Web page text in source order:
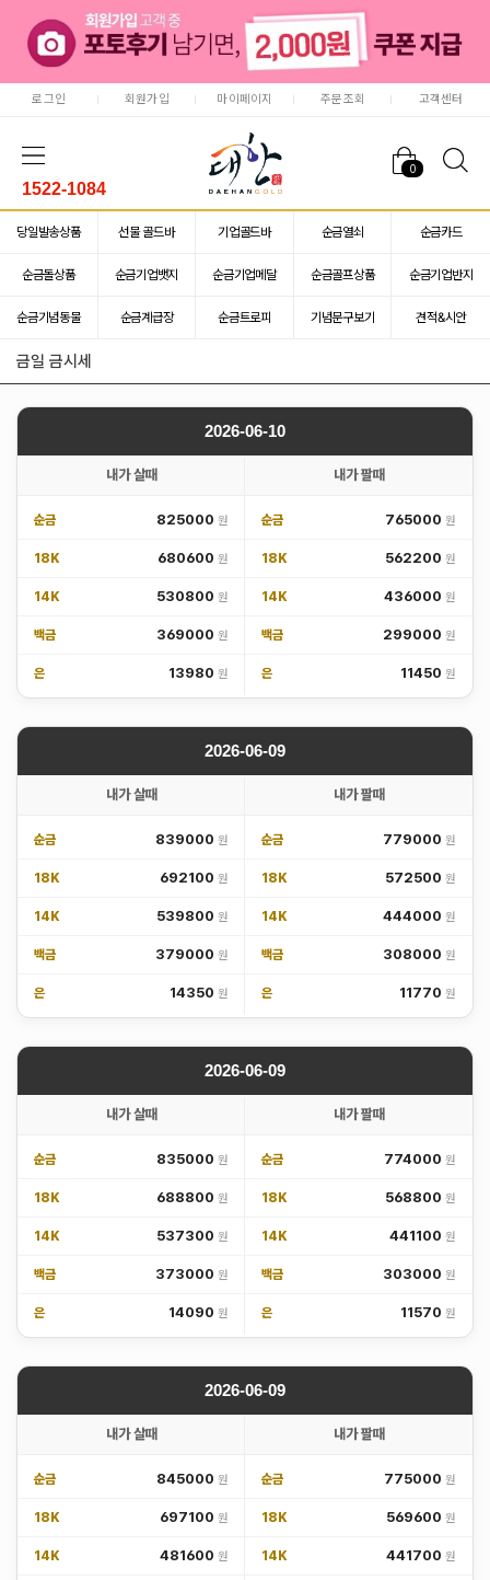
로그인 회원가입 마이페이지 주문조회 고객센터
0
1522-1084
당일발송상품 선물 골드바 기업골드바 순금열쇠 순금카드
순금돌상품 순금기업뱃지 순금기업메달 순금골프상품 순금기업반지
순금기념동물 순금계급장 순금트로피 기념문구보기 견적&시안
금일 금시세
2026-06-10
내가 살때
순금 825000
18K 680600
14K 530800
백금 369000
은 13980
내가 팔때
순금 765000
18K 562200
14K 436000
백금 299000
은 11450
2026-06-09
내가 살때
순금 839000
18K 692100
14K 539800
백금 379000
은 14350
내가 팔때
순금 779000
18K 572500
14K 444000
백금 308000
은 11770
2026-06-09
내가 살때
순금 835000
18K 688800
14K 537300
백금 373000
은 14090
내가 팔때
순금 774000
18K 568800
14K 441100
백금 303000
은 11570
2026-06-09
내가 살때
순금 845000
18K 697100
14K 481600
내가 팔때
순금 775000
18K 569600
14K 441700